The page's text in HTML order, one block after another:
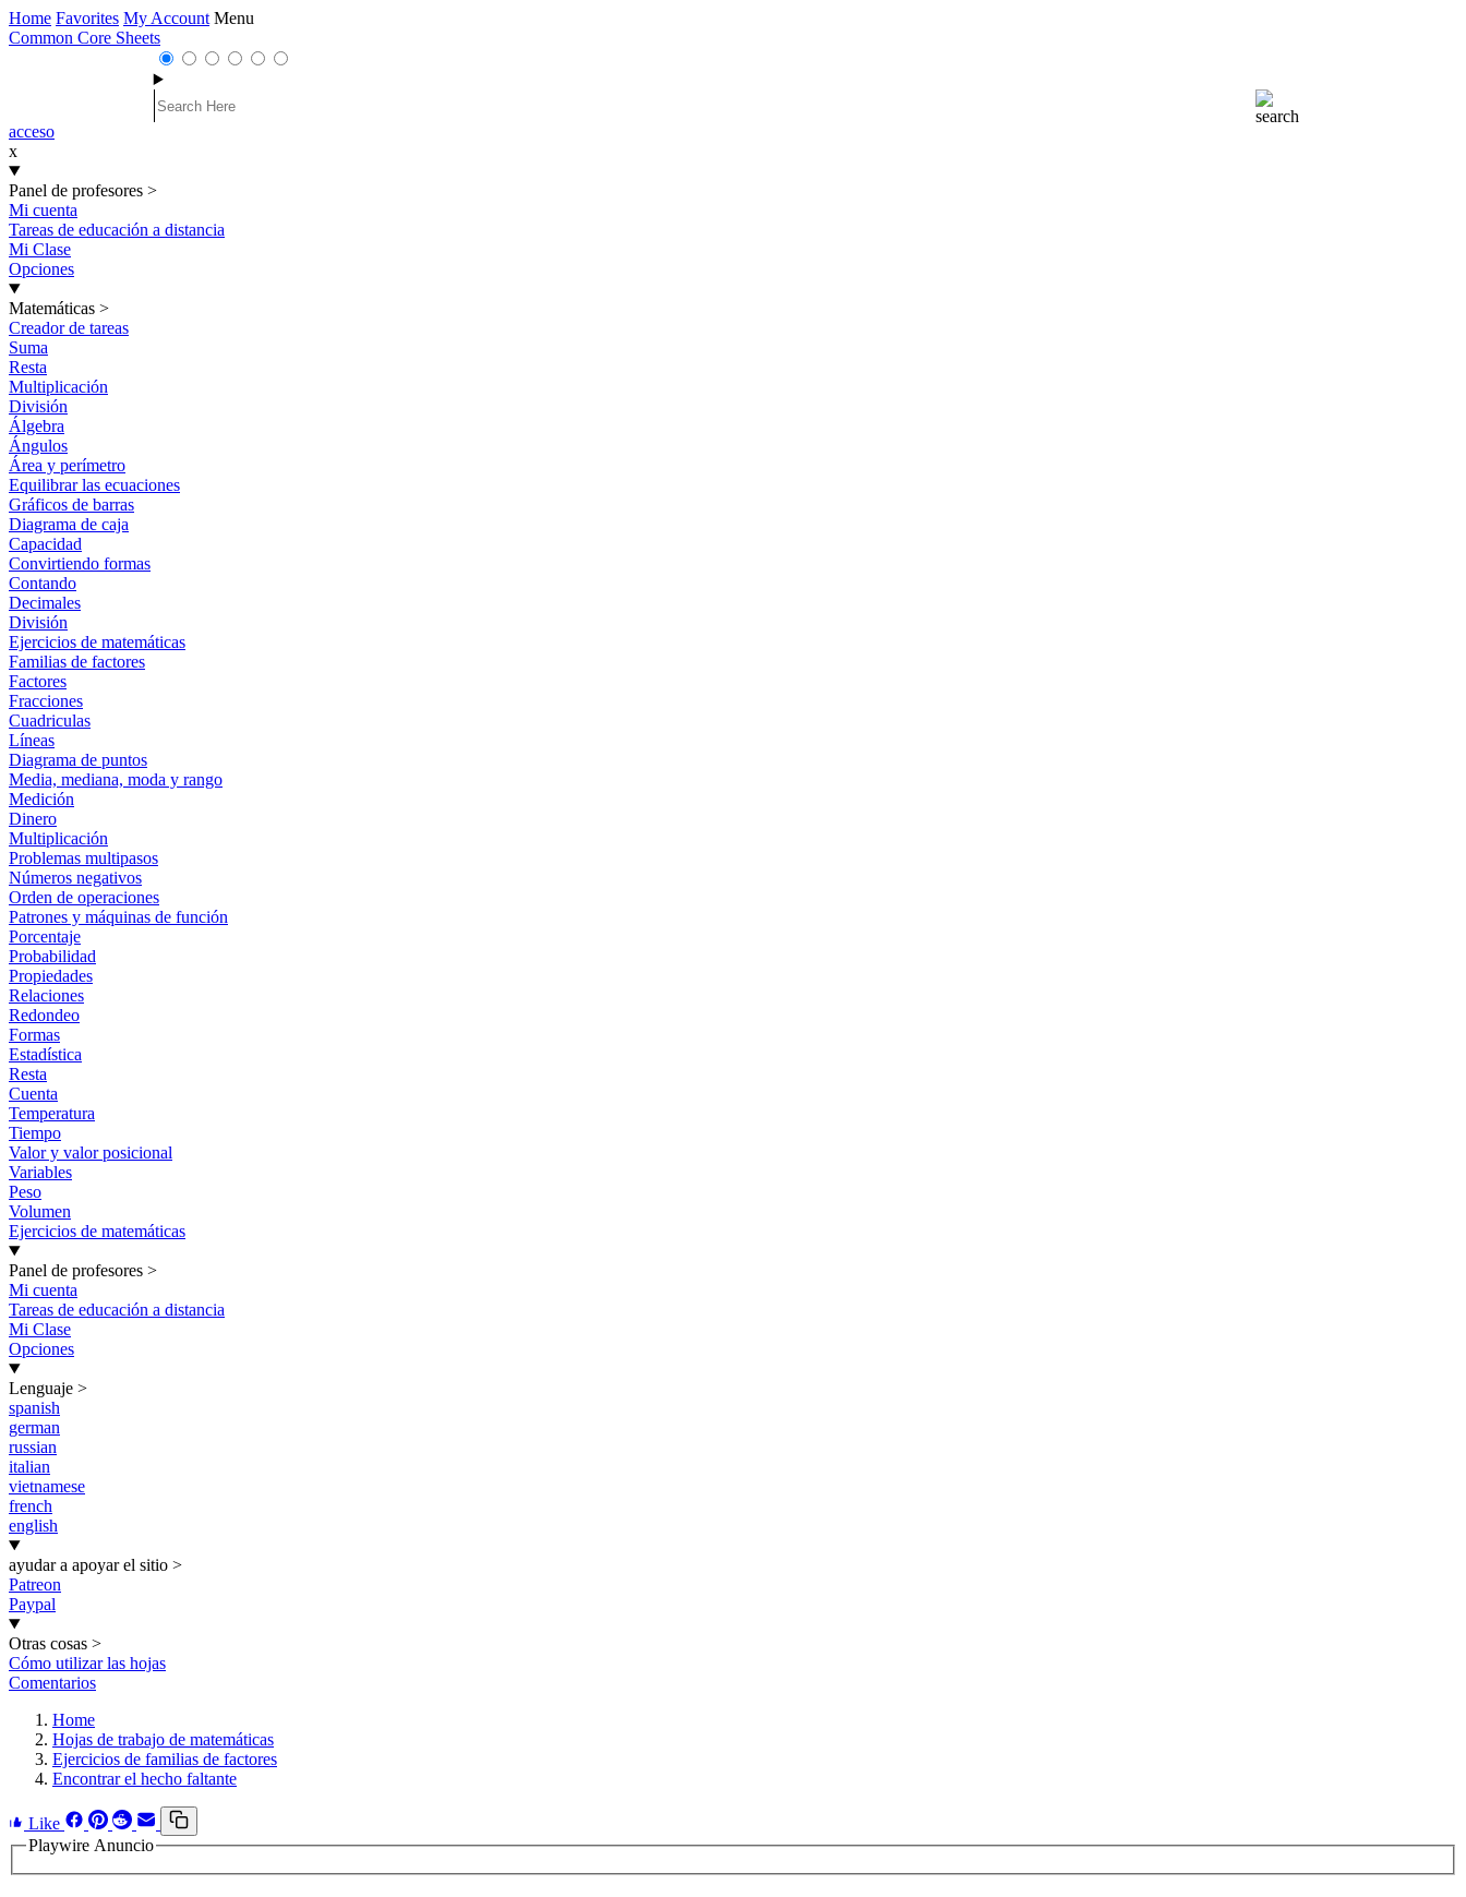
Home Favorites My Account Menu
Common Core Sheets
acceso
x
Panel de profesores >
Mi cuenta
Tareas de educación a distancia
Mi Clase
Opciones
Matemáticas >
Creador de tareas
Suma
Resta
Multiplicación
División
Álgebra
Ángulos
Área y perímetro
Equilibrar las ecuaciones
Gráficos de barras
Diagrama de caja
Capacidad
Convirtiendo formas
Contando
Decimales
División
Ejercicios de matemáticas
Familias de factores
Factores
Fracciones
Cuadriculas
Líneas
Diagrama de puntos
Media, mediana, moda y rango
Medición
Dinero
Multiplicación
Problemas multipasos
Números negativos
Orden de operaciones
Patrones y máquinas de función
Porcentaje
Probabilidad
Propiedades
Relaciones
Redondeo
Formas
Estadística
Resta
Cuenta
Temperatura
Tiempo
Valor y valor posicional
Variables
Peso
Volumen
Ejercicios de matemáticas
Panel de profesores >
Mi cuenta
Tareas de educación a distancia
Mi Clase
Opciones
Lenguaje >
spanish
german
russian
italian
vietnamese
french
english
ayudar a apoyar el sitio >
Patreon
Paypal
Otras cosas >
Cómo utilizar las hojas
Comentarios
Home
Hojas de trabajo de matemáticas
Ejercicios de familias de factores
Encontrar el hecho faltante
Like
Playwire Anuncio